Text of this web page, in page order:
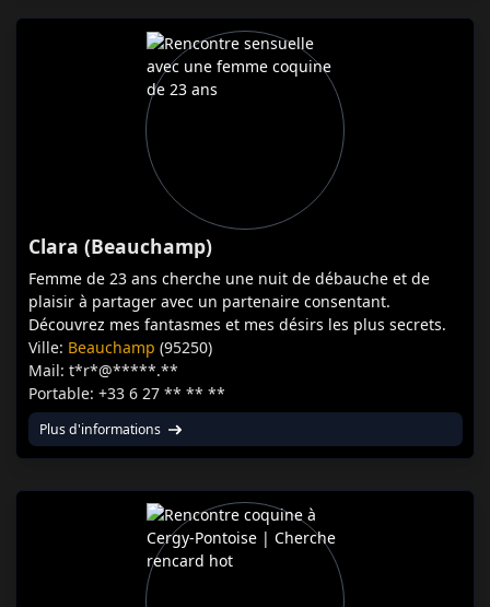
Clara (Beauchamp)
Femme de 23 ans cherche une nuit de débauche et de
plaisir à partager avec un partenaire consentant.
Découvrez mes fantasmes et mes désirs les plus secrets.
Ville: Beauchamp (95250)
Mail: t*r*@*****.**
Portable: +33 6 27 ** ** **
Plus d'informations